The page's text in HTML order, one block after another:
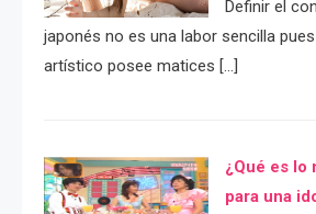
Definir el
japonés no es una labor sencilla
artístico posee matices […]
¿Qué es lo
para una